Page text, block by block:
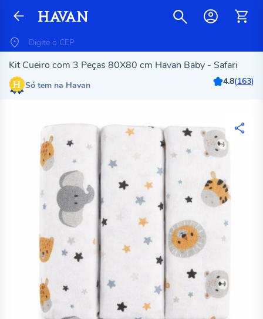
Kit Cueiro com 3 Peças 80X80 cm Havan Baby - Safari
Só tem na Havan 4.8(163)